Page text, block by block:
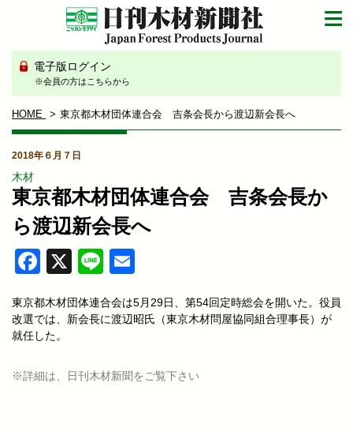
電子版ログイン
※会員の方はこちらから
HOME 東京都木材団体連合会 吉条会長から渡辺新会長へ
2018年６月７日
木材
東京都木材団体連合会 吉条会長か
ら渡辺新会長へ
Facebook
X Line
東京都木材団体連合会は5月29日、第54回定時総会を開いた。役員
改選では、新会長に渡辺昭氏（東京木材問屋協同組合理事長）が
就任した。
※詳細は、日刊木材新聞をご覧下さい